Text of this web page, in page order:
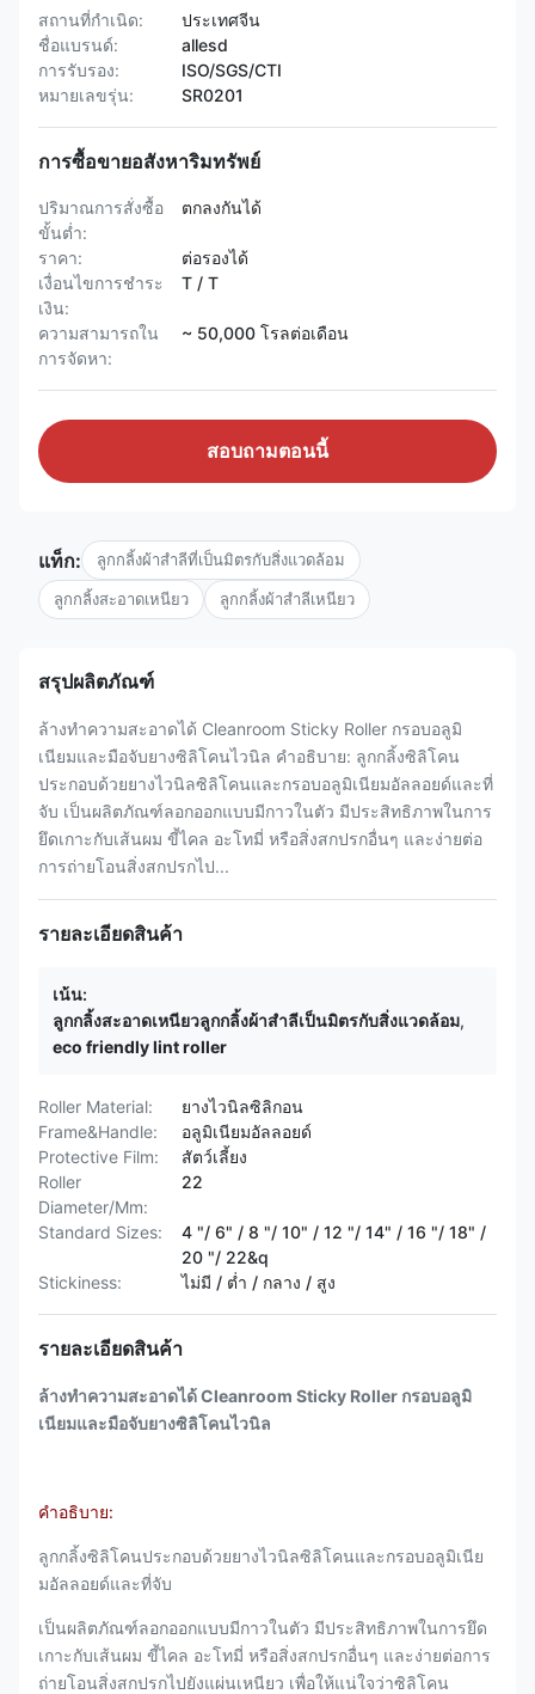
สถานที่กำเนิด:
ประเทศจีน
ชื่อแบรนด์:
allesd
การรับรอง:
ISO/SGS/CTI
หมายเลขรุ่น:
SR0201
การซื้อขายอสังหาริมทรัพย์
ปริมาณการสั่งซื้อ
ขั้นต่ำ:
ตกลงกันได้
ราคา:
ต่อรองได้
เงื่อนไขการชำระ
เงิน:
T / T
ความสามารถใน
การจัดหา:
~ 50,000 โรลต่อเดือน
สอบถามตอนนี้
แท็ก: ลูกกลิ้งผ้าสำลีที่เป็นมิตรกับสิ่งแวดล้อม
ลูกกลิ้งสะอาดเหนียว ลูกกลิ้งผ้าสำลีเหนียว
สรุปผลิตภัณฑ์
ล้างทำความสะอาดได้ Cleanroom Sticky Roller กรอบอลูมิ
เนียมและมือจับยางซิลิโคนไวนิล คำอธิบาย: ลูกกลิ้งซิลิโคน
ประกอบด้วยยางไวนิลซิลิโคนและกรอบอลูมิเนียมอัลลอยด์และที่
จับ เป็นผลิตภัณฑ์ลอกออกแบบมีกาวในตัว มีประสิทธิภาพในการ
ยึดเกาะกับเส้นผม ขี้ไคล อะโทมี่ หรือสิ่งสกปรกอื่นๆ และง่ายต่อ
การถ่ายโอนสิ่งสกปรกไป...
รายละเอียดสินค้า
เน้น:
ลูกกลิ้งสะอาดเหนียวลูกกลิ้งผ้าสำลีเป็นมิตรกับสิ่งแวดล้อม,
eco friendly lint roller
Roller Material:
ยางไวนิลซิลิกอน
Frame&Handle:
อลูมิเนียมอัลลอยด์
Protective Film:
สัตว์เลี้ยง
Roller
Diameter/Mm:
22
Standard Sizes:
4 "/ 6" / 8 "/ 10" / 12 "/ 14" / 16 "/ 18" /
20 "/ 22&q
Stickiness:
ไม่มี / ต่ำ / กลาง / สูง
รายละเอียดสินค้า
ล้างทำความสะอาดได้ Cleanroom Sticky Roller กรอบอลูมิ
เนียมและมือจับยางซิลิโคนไวนิล
คำอธิบาย:
ลูกกลิ้งซิลิโคนประกอบด้วยยางไวนิลซิลิโคนและกรอบอลูมิเนีย
มอัลลอยด์และที่จับ
เป็นผลิตภัณฑ์ลอกออกแบบมีกาวในตัว มีประสิทธิภาพในการยึด
เกาะกับเส้นผม ขี้ไคล อะโทมี่ หรือสิ่งสกปรกอื่นๆ และง่ายต่อการ
ถ่ายโอนสิ่งสกปรกไปยังแผ่นเหนียว เพื่อให้แน่ใจว่าซิลิโคน